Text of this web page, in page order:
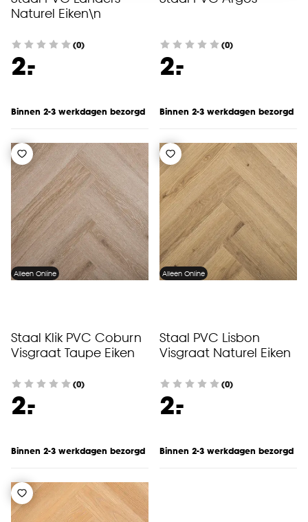
accepteren door op ‘Cookies aanpassen’ te
Goed om te weten is dat je deze keuze altijd nog
kan aanpassen, bekijk hiervoor onze
Naturel Eiken\n
(0)
2.
-
Binnen 2-3 werkdagen bezorgd
(0)
2.
-
Binnen 2-3 werkdagen bezorgd
Alleen Online
Staal Klik PVC Coburn
Visgraat Taupe Eiken
(0)
2.
-
Binnen 2-3 werkdagen bezorgd
Alleen Online
Staal PVC Lisbon
Visgraat Naturel Eiken
(0)
2.
-
Binnen 2-3 werkdagen bezorgd